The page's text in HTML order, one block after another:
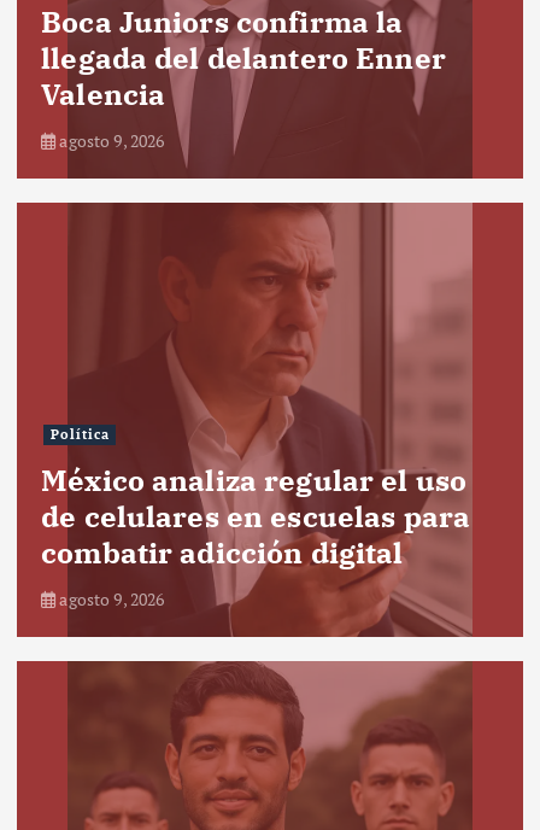
Boca Juniors confirma la
llegada del delantero Enner
Valencia
agosto 9, 2026
Política
México analiza regular el uso
de celulares en escuelas para
combatir adicción digital
agosto 9, 2026